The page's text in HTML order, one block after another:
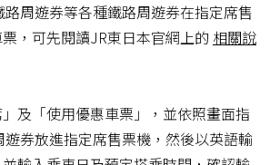
周遊券等各種鐵路周遊券在指定席售
，可先閱讀JR東日本官網上的 相關說
及「使用優惠車票」，並依照畫面指
券放進指定席售票機，然後以英語輸